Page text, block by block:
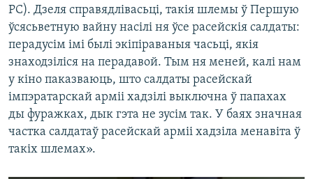
РС). Дзеля справядлівасьці, такія шлемы ў Першую
ўсясьветную вайну насілі ня ўсе расейскія салдаты:
перадусім імі былі экіпіраваныя часьці, якія
знаходзіліся на перадавой. Тым ня меней, калі нам
у кіно паказваюць, што салдаты расейскай
імпэратарскай арміі хадзілі выключна ў папахах
ды фуражках, дык гэта не зусім так. У баях значная
частка салдатаў расейскай арміі хадзіла менавіта ў
такіх шлемах».